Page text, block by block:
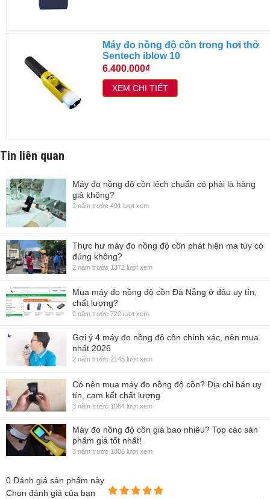
Máy đo nồng độ cồn trong hơi thở
Sentech iblow 10
6.400.000₫
XEM CHI TIẾT
Tin liên quan
Máy đo nồng độ cồn lệch chuẩn có phải là hàng
giả không?
2 năm trước 491 lượt xem
Thực hư máy đo nồng độ cồn phát hiện ma túy có
đúng không?
2 năm trước 1372 lượt xem
Mua máy đo nồng độ cồn Đà Nẵng ở đâu uy tín,
chất lượng?
2 năm trước 722 lượt xem
Gợi ý 4 máy đo nồng độ cồn chính xác, nên mua
nhất 2026
2 năm trước 2145 lượt xem
Có nên mua máy đo nồng độ cồn? Địa chỉ bán uy
tín, cam kết chất lượng
3 năm trước 1064 lượt xem
Máy đo nồng độ cồn giá bao nhiêu? Top các sản
phẩm giá tốt nhất!
3 năm trước 1806 lượt xem
0 Đánh giá sản phẩm này
Chọn đánh giá của bạn